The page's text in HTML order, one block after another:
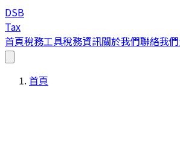
DSB
Tax
首頁稅務工具稅務資訊關於我們聯絡我們
首頁